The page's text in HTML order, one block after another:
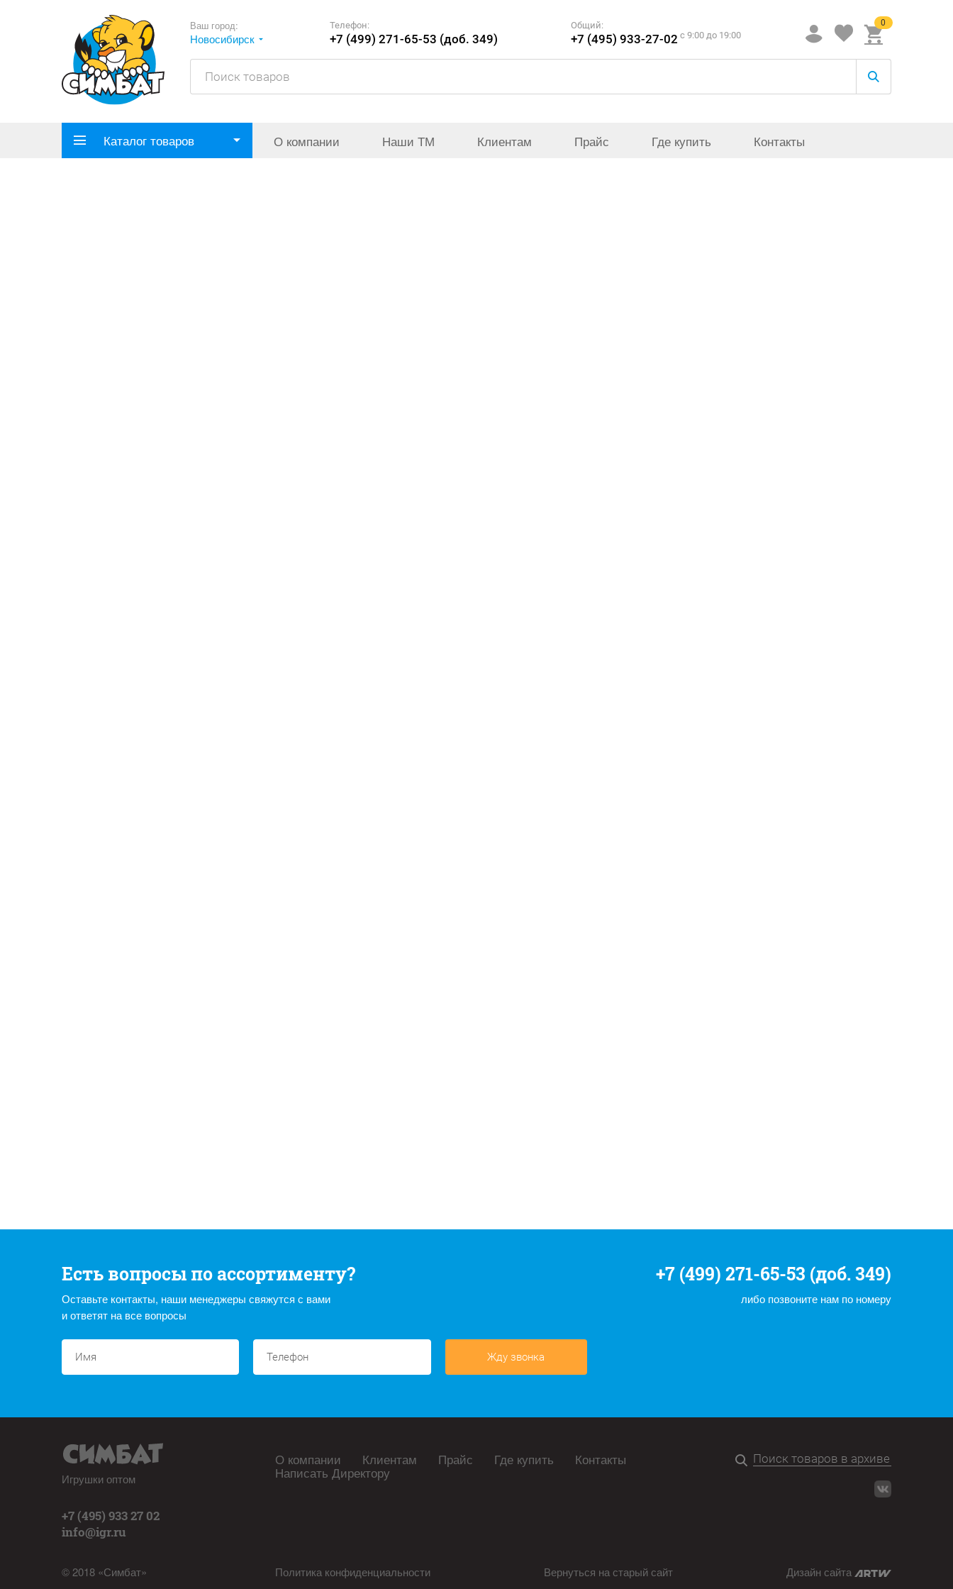
Ваш город:
Новосибирск
Телефон:
+7 (499) 271-65-53 (доб. 349)
Общий:
+7 (495) 933-27-02 c 9:00 до 19:00
0
Каталог товаров О компании Наши ТМ Клиентам Прайс Где купить Контакты
Есть вопросы по ассортименту?
Оставьте контакты, наши менеджеры свяжутся с вами
и ответят на все вопросы
+7 (499) 271-65-53 (доб. 349)
либо позвоните нам по номеру
Жду звонка
Игрушки оптом
+7 (495) 933 27 02
info@igr.ru
© 2018 «Симбат»
О компании Клиентам Прайс Где купить Контакты
Написать Директору
Политика конфиденциальности Вернуться на старый сайт Дизайн сайта